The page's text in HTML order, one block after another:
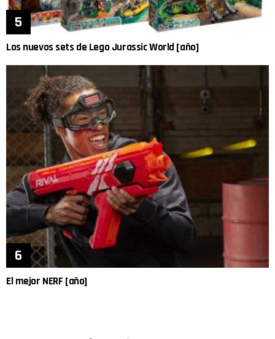
Los nuevos sets de Lego Jurassic World [año]
El mejor NERF [año]